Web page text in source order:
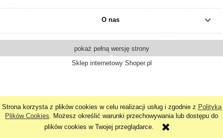
Strona korzysta z plików cookies w celu realizacji usług i zgodnie z Polityką
Plików Cookies. Możesz określić warunki przechowywania lub dostępu do
plików cookies w Twojej przeglądarce.
O nas
pokaż pełną wersję strony
Sklep internetowy Shoper.pl